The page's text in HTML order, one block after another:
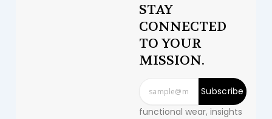
STAY
CONNECTED
TO YOUR
MISSION.
Subscribe
functional wear, insights